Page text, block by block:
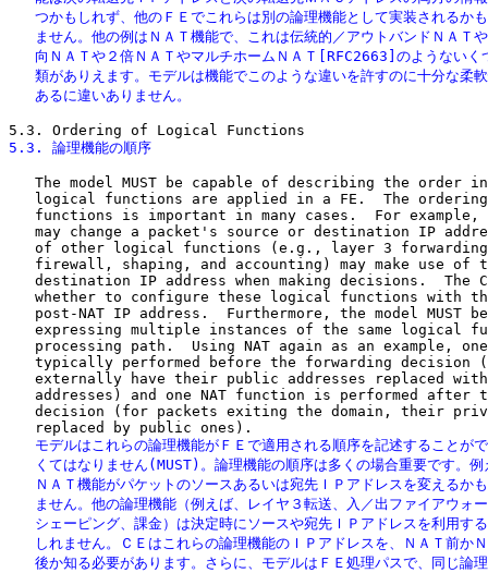
つかもしれず、他のＦＥでこれらは別の論理機能として実装されるか
ません。他の例はＮＡＴ機能で、これは伝統的／アウトバンドＮＡＴ
向ＮＡＴや２倍ＮＡＴやマルチホームＮＡＴ[RFC2663]のようないく
類がありえます。モデルは機能でこのような違いを許すのに十分な柔
   あるに違いありません。
5.3. 論理機能の順序
The model MUST be capable of describing the order
logical functions are applied in a FE.  The
functions is important in many cases.  For example,
may change a packet's source or destination IP
of other logical functions (e.g., layer 3
firewall, shaping, and accounting) may make use of
destination IP address when making decisions.  The
whether to configure these logical functions with
post-NAT IP address.  Furthermore, the model MUST
expressing multiple instances of the same logical
processing path.  Using NAT again as an example,
typically performed before the forwarding decision
externally have their public addresses replaced
addresses) and one NAT function is performed after
decision (for packets exiting the domain, their
モデルはこれらの論理機能がＦＥで適用される順序を記述することが
くてはなりません(MUST)。論理機能の順序は多くの場合重要です。例
ＮＡＴ機能がパケットのソースあるいは宛先ＩＰアドレスを変えるか
ません。他の論理機能（例えば、レイヤ３転送、入／出ファイアウォ
シェーピング、課金）は決定時にソースや宛先ＩＰアドレスを利用す
しれません。ＣＥはこれらの論理機能のＩＰアドレスを、ＮＡＴ前か
後か知る必要があります。さらに、モデルはＦＥ処理パスで、同じ論